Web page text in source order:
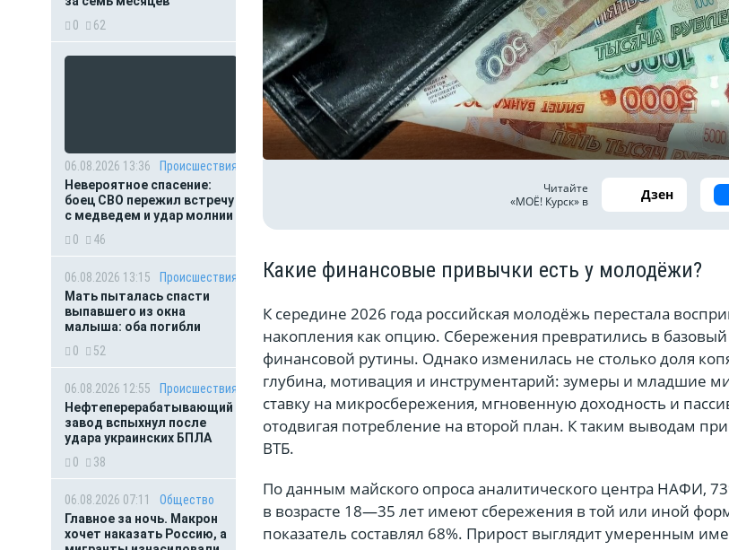
0
62
06.08.2026 13:36
Происшествия
Невероятное спасение:
боец СВО пережил встречу
с медведем и удар молнии
0
46
06.08.2026 13:15
Происшествия
Мать пыталась спасти
выпавшего из окна
малыша: оба погибли
0
52
06.08.2026 12:55
Происшествия
Нефтеперерабатывающий
завод вспыхнул после
удара украинских БПЛА
0
38
06.08.2026 07:11
Общество
Главное за ночь. Макрон
хочет наказать Россию, а
Читайте
«МОЁ! Курск» в
Дзен
Какие финансовые привычки есть у молодёжи?
К середине 2026 года российская молодёжь перестала
накопления как опцию. Сбережения превратились в
финансовой рутины. Однако изменилась не столько доля
глубина, мотивация и инструментарий: зумеры и младшие
ставку на микросбережения, мгновенную доходность и
отодвигая потребление на второй план. К таким выводам
ВТБ.
По данным майского опроса аналитического центра НАФИ,
в возрасте 18—35 лет имеют сбережения в той или иной
показатель составлял 68%. Прирост выглядит умеренным